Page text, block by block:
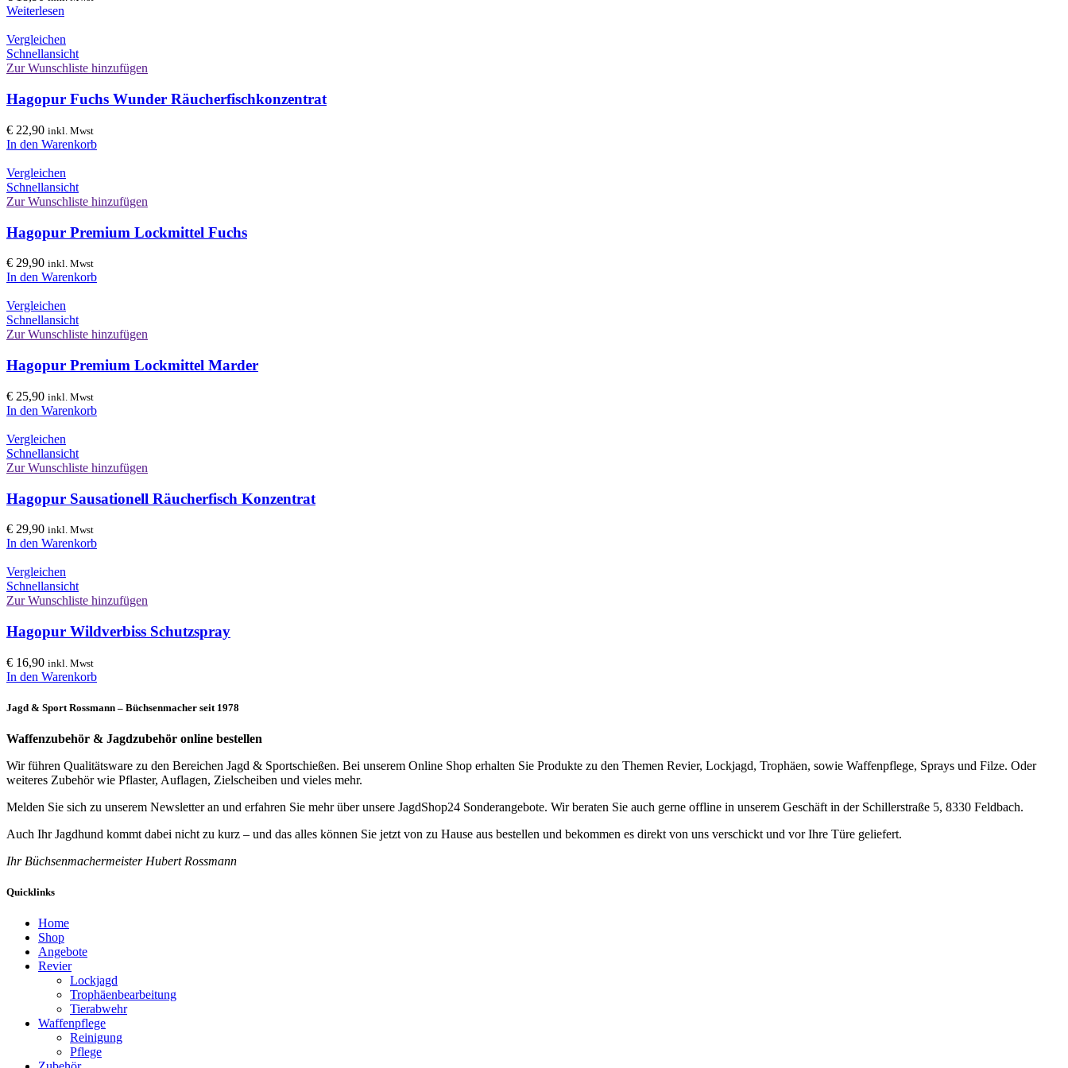
Weiterlesen
Vergleichen
Schnellansicht
Zur Wunschliste hinzufügen
Hagopur Fuchs Wunder Räucherfischkonzentrat
€ 22,90 inkl. Mwst
In den Warenkorb
Vergleichen
Schnellansicht
Zur Wunschliste hinzufügen
Hagopur Premium Lockmittel Fuchs
€ 29,90 inkl. Mwst
In den Warenkorb
Vergleichen
Schnellansicht
Zur Wunschliste hinzufügen
Hagopur Premium Lockmittel Marder
€ 25,90 inkl. Mwst
In den Warenkorb
Vergleichen
Schnellansicht
Zur Wunschliste hinzufügen
Hagopur Sausationell Räucherfisch Konzentrat
€ 29,90 inkl. Mwst
In den Warenkorb
Vergleichen
Schnellansicht
Zur Wunschliste hinzufügen
Hagopur Wildverbiss Schutzspray
€ 16,90 inkl. Mwst
In den Warenkorb
Jagd & Sport Rossmann – Büchsenmacher seit 1978
Waffenzubehör & Jagdzubehör online bestellen
Wir führen Qualitätsware zu den Bereichen Jagd & Sportschießen. Bei unserem Online Shop erhalten Sie Produkte zu den Themen Revier, Lockjagd, Trophäen, sowie Waffenpflege, Sprays und Filze. Oder
weiteres Zubehör wie Pflaster, Auflagen, Zielscheiben und vieles mehr.
Melden Sie sich zu unserem Newsletter an und erfahren Sie mehr über unsere JagdShop24 Sonderangebote. Wir beraten Sie auch gerne offline in unserem Geschäft in der Schillerstraße 5, 8330 Feldbach.
Auch Ihr Jagdhund kommt dabei nicht zu kurz – und das alles können Sie jetzt von zu Hause aus bestellen und bekommen es direkt von uns verschickt und vor Ihre Türe geliefert.
Ihr Büchsenmachermeister Hubert Rossmann
Quicklinks
Home
Shop
Angebote
Revier
Lockjagd
Trophäenbearbeitung
Tierabwehr
Waffenpflege
Reinigung
Pflege